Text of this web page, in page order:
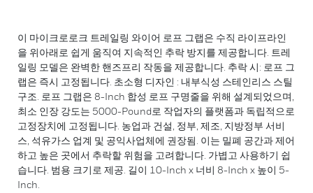
이 마이크로로크 트레일링 와이어 로프 그랩은 수직 라이프라인
을 위아래로 쉽게 움직여 지속적인 추락 방지를 제공합니다. 트레
일링 모델은 완벽한 핸즈프리 작동을 제공합니다. 추락 시: 로프 그
랩은 즉시 고정됩니다. 초소형 디자인 : 내부식성 스테인리스 스틸
구조. 로프 그랩은 8-Inch 합성 로프 구명줄을 위해 설계되었으며,
최소 인장 강도는 5000-Pound로 작업자의 플랫폼과 독립적으로
고정장치에 고정됩니다. 농업과 건설, 정부, 제조, 지방정부 서비
스, 석유가스 업계 및 공익사업체에 권장됨. 이는 밀폐 공간과 제어
하고 높은 곳에서 추락할 위험을 고려합니다. 가볍고 사용하기 쉽
습니다. 범용 크기로 제공. 길이 10-Inch x 너비 8-Inch x 높이 5-
Inch.